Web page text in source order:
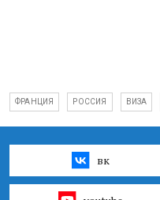
ФРАНЦИЯ РОССИЯ ВИЗА
вк